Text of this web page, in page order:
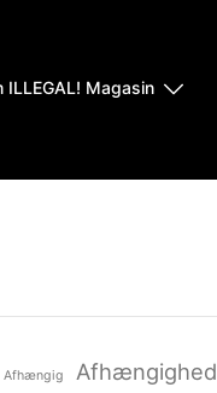
ILLEGAL! Magasin
Afhængig Afhængighed